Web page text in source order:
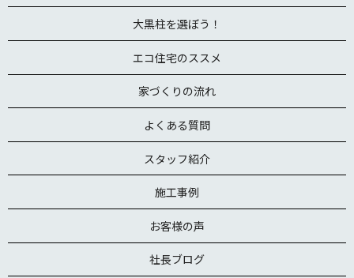
大黒柱を選ぼう！
エコ住宅のススメ
家づくりの流れ
よくある質問
スタッフ紹介
施工事例
お客様の声
社長ブログ